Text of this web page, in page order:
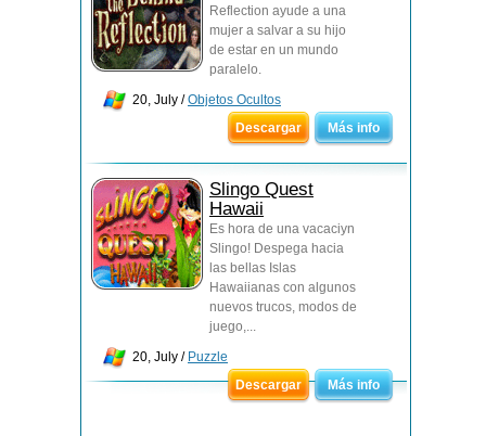
Reflection ayude a una
mujer a salvar a su hijo
de estar en un mundo
paralelo.
20, July /Objetos Ocultos
Descargar
Más info
Slingo Quest
Hawaii
Es hora de una vacaciуn
Slingo! Despega hacia
las bellas Islas
Hawaiianas con algunos
nuevos trucos, modos de
juego,...
20, July / Puzzle
Descargar
Más info